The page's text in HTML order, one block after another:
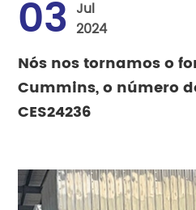
03 Jul
2024
Nós nos tornamos o
Cummins, o número
CES24236